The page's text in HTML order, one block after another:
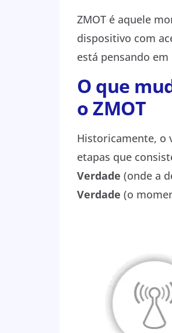
ZMOT é aquele
dispositivo com
está pensando
O que
o ZMOT
Historicamente, o
etapas que
Verdade (onde a
Verdade (o